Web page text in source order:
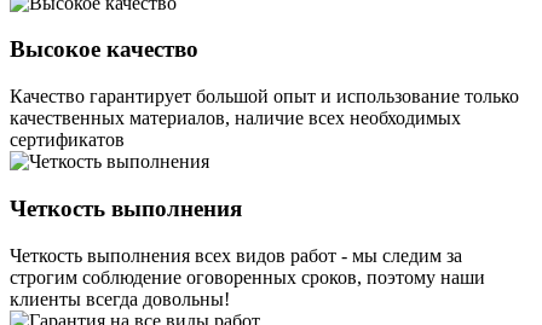
Высокое качество
Качество гарантирует большой опыт и использование только
качественных материалов, наличие всех необходимых
сертификатов
Четкость выполнения
Четкость выполнения всех видов работ - мы следим за
строгим соблюдение оговоренных сроков, поэтому наши
клиенты всегда довольны!